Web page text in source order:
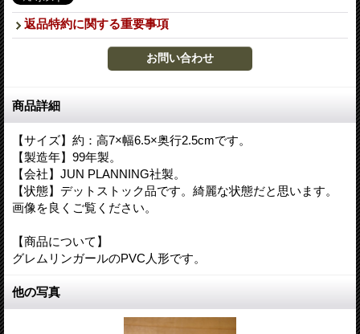
返品特約に関する重要事項
商品詳細
【サイズ】約：高7×幅6.5×奥行2.5cmです。
【製造年】99年製。
【会社】JUN PLANNING社製。
【状態】デットストック品です。綺麗な状態だと思います。
画像を良くご覧ください。
【商品について】
グレムリンガールのPVC人形です。
他の写真